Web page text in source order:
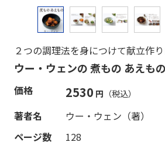
２つの調理法を身につけて献立作
ウー・ウェンの 煮もの あえもの
価格 2530 円 （税込）
著者名
ウー・ウェン（著）
ページ数
128